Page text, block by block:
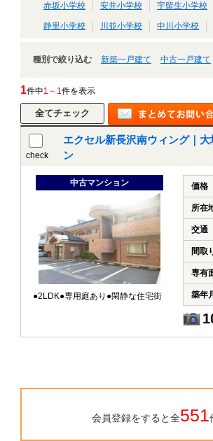
赤坂小学校 安井小学校 宇留生小学校
静里小学校 川並小学校 中川小学校
種別で絞り込む 新築一戸建て 中古一戸建て
1件中1～1件を表示
check
エクセル新長沢南ウィング｜
ン
中古マンション
●2LDK●専用庭あり●閑静な住宅街
価格
所在
交通
間取
専有
築年
会員登録をすると全551